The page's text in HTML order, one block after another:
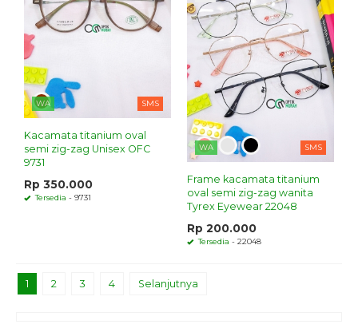
WA SMS
Kacamata titanium oval
semi zig-zag Unisex OFC
9731
Rp 350.000
Tersedia - 9731
WA SMS
Frame kacamata titanium
oval semi zig-zag wanita
Tyrex Eyewear 22048
Rp 200.000
Tersedia - 22048
1 2 3 4 Selanjutnya